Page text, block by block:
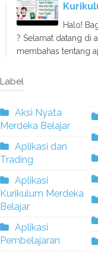
Halo!
? Selamat datang di
membahas tentang
Label
Aksi Nyata
Merdeka Belajar
Aplikasi dan
Trading
Aplikasi
Kurikulum Merdeka
Belajar
Aplikasi
Pembelajaran